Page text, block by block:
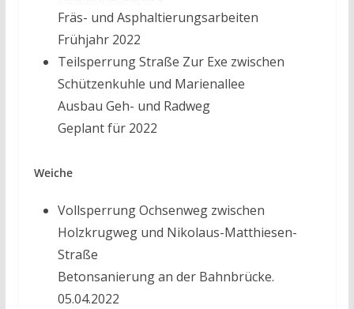
Fräs- und Asphaltierungsarbeiten
Frühjahr 2022
Teilsperrung Straße Zur Exe zwischen
Schützenkuhle und Marienallee
Ausbau Geh- und Radweg
Geplant für 2022
Weiche
Vollsperrung Ochsenweg zwischen
Holzkrugweg und Nikolaus-Matthiesen-
Straße
Betonsanierung an der Bahnbrücke.
05.04.2022